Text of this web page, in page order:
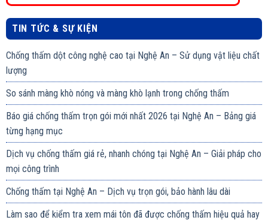
TIN TỨC & SỰ KIỆN
Chống thấm dột công nghệ cao tại Nghệ An – Sử dụng vật liệu chất
lượng
So sánh màng khò nóng và màng khò lạnh trong chống thấm
Báo giá chống thấm trọn gói mới nhất 2026 tại Nghệ An – Bảng giá
từng hạng mục
Dịch vụ chống thấm giá rẻ, nhanh chóng tại Nghệ An – Giải pháp cho
mọi công trình
Chống thấm tại Nghệ An – Dịch vụ trọn gói, bảo hành lâu dài
Làm sao để kiểm tra xem mái tôn đã được chống thấm hiệu quả hay